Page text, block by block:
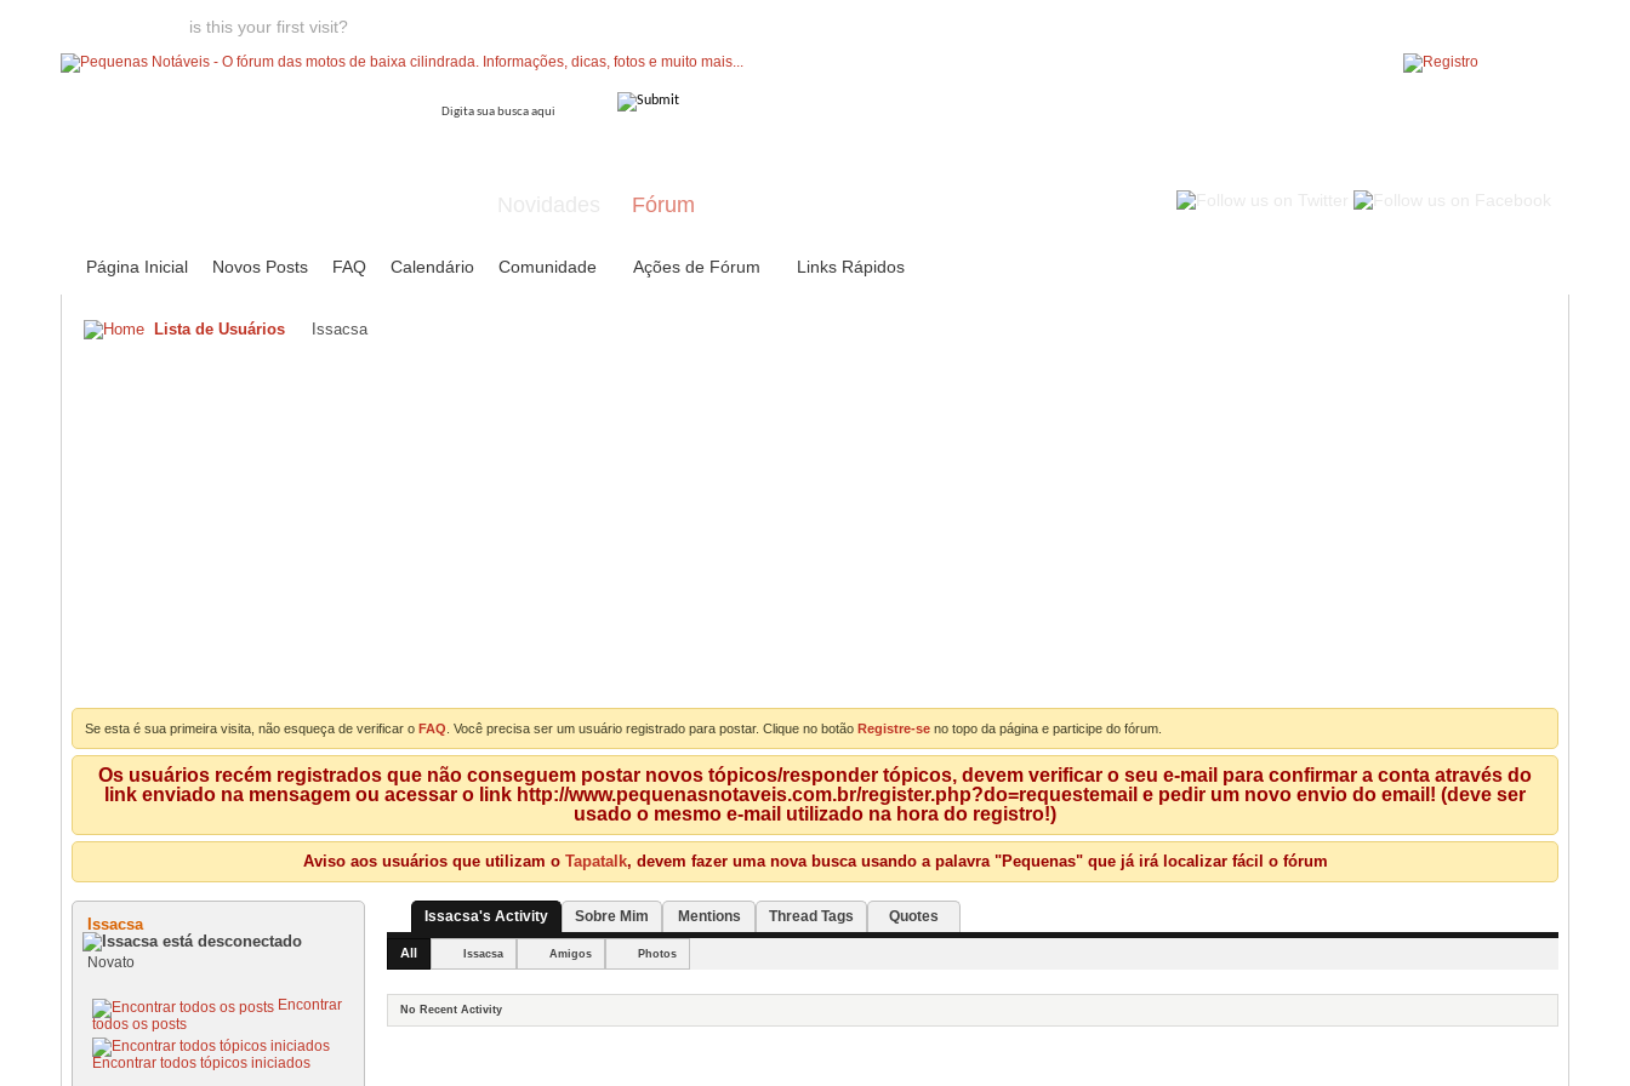
is this your first visit?
Fórum
Página Inicial Novos Posts FAQ Calendário Comunidade Ações de Fórum Links Rápidos
Lista de Usuários Issacsa
Se esta é sua primeira visita, não esqueça de verificar o FAQ . Você precisa ser um usuário registrado para postar. Clique no botão Registre-se no topo da página e participe do fórum.
Os usuários recém registrados que não conseguem postar novos tópicos/responder tópicos, devem verificar o seu e-mail para confirmar a conta através do
link enviado na mensagem ou acessar o link http://www.pequenasnotaveis.com.br/register.php?do=requestemail e pedir um novo envio do email! (deve ser
usado o mesmo e-mail utilizado na hora do registro!)
Aviso aos usuários que utilizam o Tapatalk, devem fazer uma nova busca usando a palavra "Pequenas" que já irá localizar fácil o fórum
Issacsa
Novato
Encontrar
todos os posts
Encontrar todos tópicos iniciados
Issacsa's Activity Sobre Mim Mentions Thread Tags Quotes
All Issacsa Amigos Photos
No Recent Activity